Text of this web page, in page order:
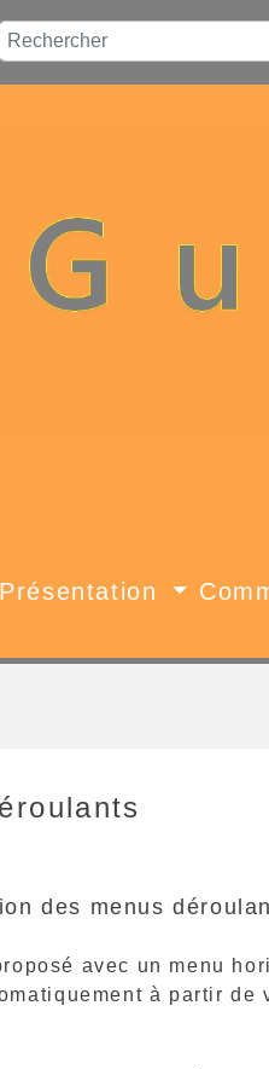
Présentation
des menus
avec un menu
à partir